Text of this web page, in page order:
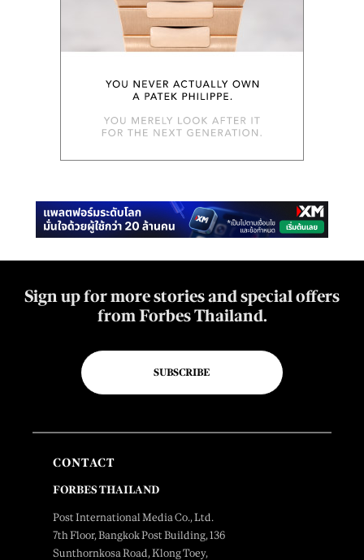
Sign up for more stories and special offers
from Forbes Thailand.
SUBSCRIBE
CONTACT
FORBES THAILAND
Post International Media Co., Ltd.
7th Floor, Bangkok Post Building, 136
Sunthornkosa Road, Klong Toey,